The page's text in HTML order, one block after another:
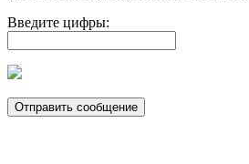
Введите цифры: